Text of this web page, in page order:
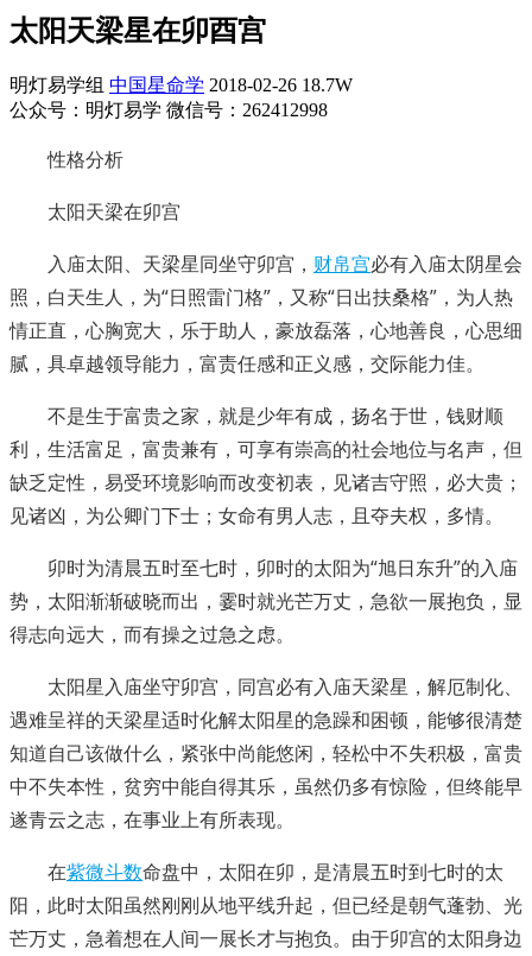
太阳天梁星在卯酉宫
明灯易学组 中国星命学 2018-02-26 18.7W
公众号：明灯易学 微信号：262412998
性格分析
太阳天梁在卯宫
入庙太阳、天梁星同坐守卯宫， 财帛宫必有入庙太阴星会
照，白天生人，为“日照雷门格”，又称“日出扶桑格”，为人热
情正直，心胸宽大，乐于助人，豪放磊落，心地善良，心思细
腻，具卓越领导能力，富责任感和正义感，交际能力佳。
不是生于富贵之家，就是少年有成，扬名于世，钱财顺
利，生活富足，富贵兼有，可享有崇高的社会地位与名声，但
缺乏定性，易受环境影响而改变初表，见诸吉守照，必大贵；
见诸凶，为公卿门下士；女命有男人志，且夺夫权，多情。
卯时为清晨五时至七时，卯时的太阳为“旭日东升”的入庙
势，太阳渐渐破晓而出，霎时就光芒万丈，急欲一展抱负，显
得志向远大，而有操之过急之虑。
太阳星入庙坐守卯宫，同宫必有入庙天梁星，解厄制化、
遇难呈祥的天梁星适时化解太阳星的急躁和困顿，能够很清楚
知道自己该做什么，紧张中尚能悠闲，轻松中不失积极，富贵
中不失本性，贫穷中能自得其乐，虽然仍多有惊险，但终能早
遂青云之志，在事业上有所表现。
在紫微斗数命盘中，太阳在卯，是清晨五时到七时的太
阳，此时太阳虽然刚刚从地平线升起，但已经是朝气蓬勃、光
芒万丈，急着想在人间一展长才与抱负。由于卯宫的太阳身边